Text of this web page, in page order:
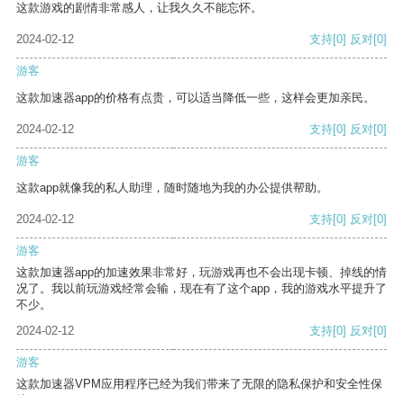
这款游戏的剧情非常感人，让我久久不能忘怀。
2024-02-12 支持[0] 反对[0]
游客
这款加速器app的价格有点贵，可以适当降低一些，这样会更加亲民。
2024-02-12 支持[0] 反对[0]
游客
这款app就像我的私人助理，随时随地为我的办公提供帮助。
2024-02-12 支持[0] 反对[0]
游客
这款加速器app的加速效果非常好，玩游戏再也不会出现卡顿、掉线的情
况了。我以前玩游戏经常会输，现在有了这个app，我的游戏水平提升了
不少。
2024-02-12
支持[0] 反对[0]
游客
这款加速器VPM应用程序已经为我们带来了无限的隐私保护和安全性保